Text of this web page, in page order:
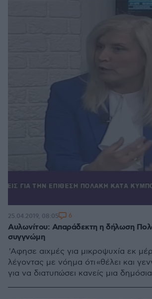
Αυλωνίτου: Απαράδεκτη η δήλωση
συγγνώμη
'Αφησε αιχμές για μικροψυχία εκ
λέγοντας με νόημα ότι «θέλει και
για να διατυπώσει κανείς μια
25.04.2019, 08:05 6